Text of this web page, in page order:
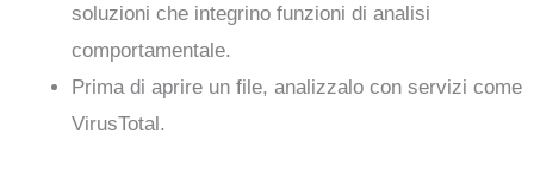
soluzioni che integrino funzioni di analisi
comportamentale.
Prima di aprire un file, analizzalo con servizi come
VirusTotal.